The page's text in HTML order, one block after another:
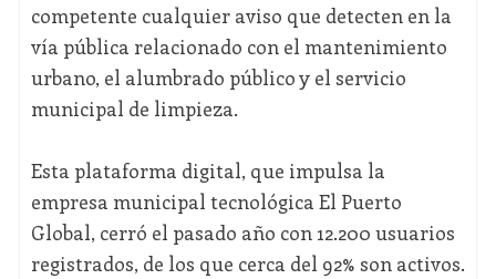
competente cualquier aviso que detecten en la
vía pública relacionado con el mantenimiento
urbano, el alumbrado público y el servicio
municipal de limpieza.
Esta plataforma digital, que impulsa la
empresa municipal tecnológica El Puerto
Global, cerró el pasado año con 12.200 usuarios
registrados, de los que cerca del 92% son activos.